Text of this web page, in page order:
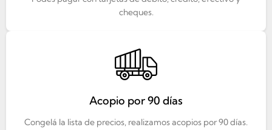
cheques.
Acopio por 90 días
Congelá la lista de precios, realizamos acopios por 90 días.